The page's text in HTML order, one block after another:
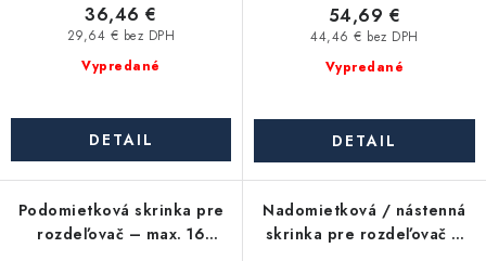
Vypredané
29,64 € bez DPH
36,46 €
DETAIL
Vypredané
44,46 € bez DPH
54,69 €
DETAIL
Podomietková skrinka pre
rozdeľovač – max. 16
Nadomietková / nástenná
skrinka pre rozdeľovač –